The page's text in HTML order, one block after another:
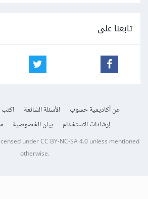
تابعنا على
عن أكاديمية حسوب الأسئلة الشائعة اكتب
إرشادات الاستخدام
بيان الخصوصية
underCC BY-NC-SA 4.0unless mentioned
otherwise.